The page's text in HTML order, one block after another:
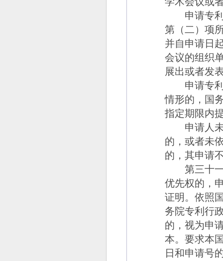
申请专利
第（二）项
并自申请日
会议的组织
展出或者发
申请专利
情形的，国
指定期限内
申请人未
的，或者未
的，其申请
第三十
优先权的，
证明。依照
务院专利行
的，视为申
本。要求本
日和申请号